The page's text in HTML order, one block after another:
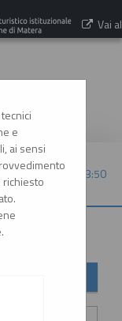
Vai al
06/08/2026 13:50
r...
e
ai sensi
richiesto